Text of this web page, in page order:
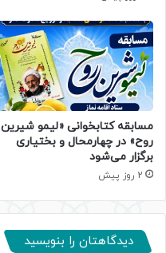
مسابقه کتابخوانی «لیمو شیرین
روح» در چهارمحال و بختیاری
برگزار می‌شود
2 روز پیش
دیدگاهتان را بنویسید